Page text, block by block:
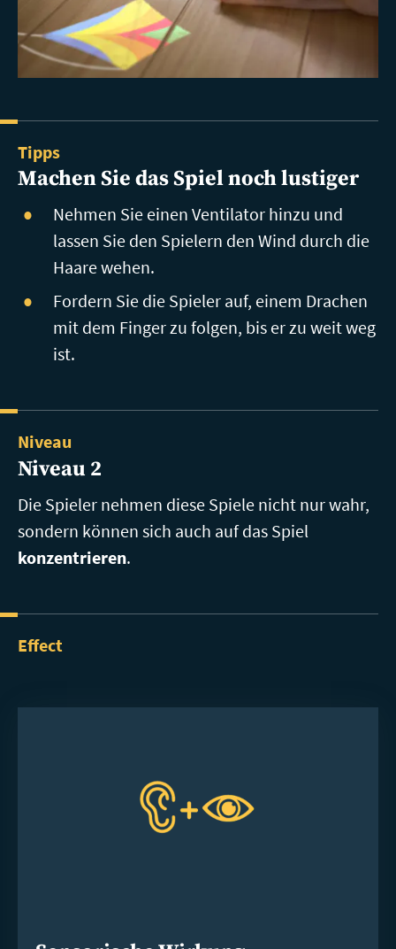
Tipps
Machen Sie das Spiel noch lustiger
Nehmen Sie einen Ventilator hinzu und
lassen Sie den Spielern den Wind durch die
Haare wehen.
Fordern Sie die Spieler auf, einem Drachen
mit dem Finger zu folgen, bis er zu weit weg
ist.
Niveau
Niveau 2
Die Spieler nehmen diese Spiele nicht nur wahr,
sondern können sich auch auf das Spiel
konzentrieren.
Effect